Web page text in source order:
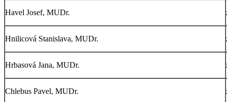
Havel Josef, MUDr.
Hnilicová Stanislava, MUDr.
Hrbasová Jana, MUDr.
Chlebus Pavel, MUDr.